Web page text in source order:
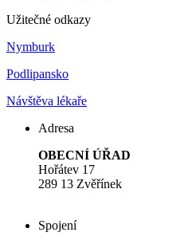
Užitečné odkazy
Nymburk
Podlipansko
Návštěva lékaře
Adresa
OBECNÍ ÚŘAD
Hořátev 17
289 13 Zvěřínek
Spojení